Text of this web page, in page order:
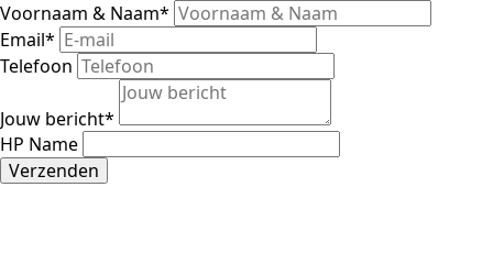
Voornaam & Naam*
Email*
Telefoon
Jouw bericht*
HP Name
Verzenden